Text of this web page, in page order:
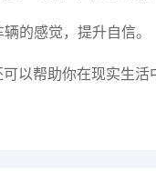
的感觉，提升自信。
以帮助你在现实生活